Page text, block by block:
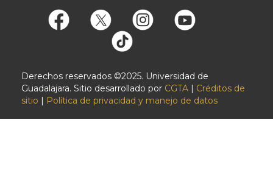
Derechos reservados ©2025. Universidad de
Guadalajara. Sitio desarrollado por CGTA | Créditos de
sitio | Política de privacidad y manejo de datos